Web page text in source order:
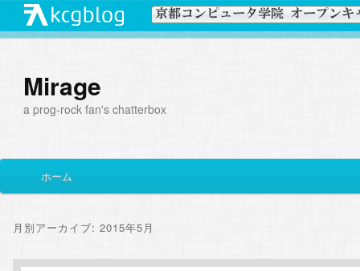
Mirage
a prog-rock fan's chatterbox
イ
メ
ン
サ
コ
ホーム
月別アーカイブ:2015年5月